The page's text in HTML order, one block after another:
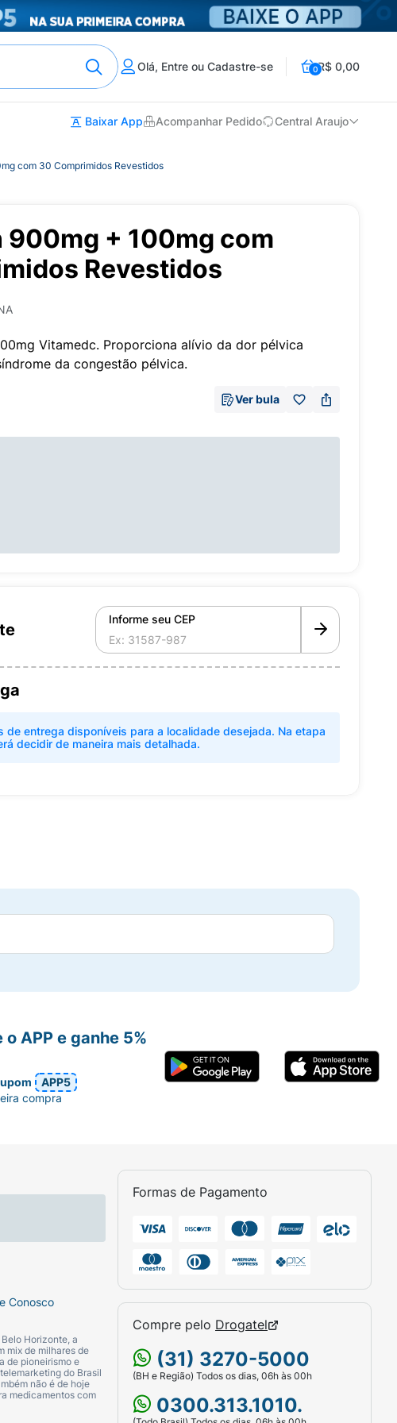
Olá, Entre ou Cadastre-se 0R$ 0,00
Baixar App Acompanhar Pedido Central Araujo
com 30 Comprimidos Revestidos
900mg + 100mg com
Revestidos
Vitamedc. Proporciona alívio da dor pélvica
da congestão pélvica.
Ver bula
Informe seu CEP
de entrega disponíveis para a localidade desejada. Na etapa
decidir de maneira mais detalhada.
Conosco
Horizonte, a
mix de milhares de
de pioneirismo e
do Brasil
não é de hoje
medicamentos com
Formas de Pagamento
Compre pelo Drogatel
(31) 3270-5000
(BH e Região) Todos os dias, 06h às 00h
0300.313.1010.
o APP e ganhe 5%
APP5
compra